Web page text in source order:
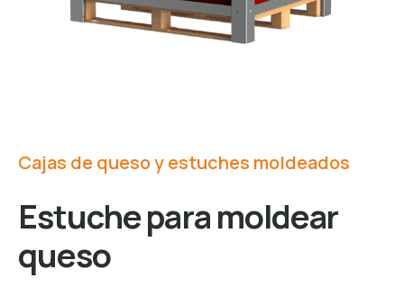
Cajas de queso y estuches moldeados
Estuche para moldear
queso